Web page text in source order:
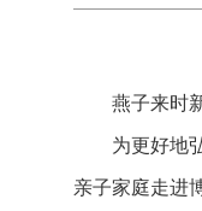
燕子来时
为更好地
亲子家庭走进